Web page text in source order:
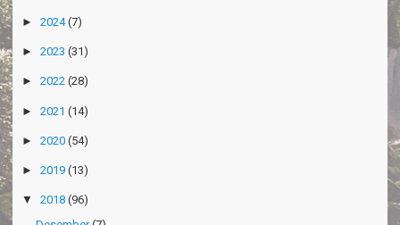
► 2024(7)
► 2023 (31)
► 2022 (28)
► 2021 (14)
► 2020 (54)
► 2019 (13)
▼ 2018 (96)